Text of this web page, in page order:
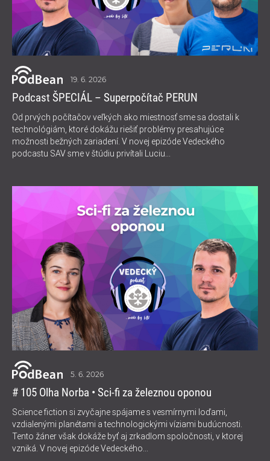
19. 6. 2026
Podcast ŠPECIÁL – Superpočítač PERUN
Od prvých počítačov veľkých ako miestnosť sme sa dostali k
technológiám, ktoré dokážu riešiť problémy presahujúce
možnosti bežných zariadení. V novej epizóde Vedeckého
podcastu SAV sme v štúdiu privítali Luciu...
5. 6. 2026
# 105 Olha Norba • Sci-fi za železnou oponou
Science fiction si zvyčajne spájame s vesmírnymi loďami,
vzdialenými planétami a technologickými víziami budúcnosti.
Tento žáner však dokáže byť aj zrkadlom spoločnosti, v ktorej
vzniká. V novej epizóde Vedeckého...